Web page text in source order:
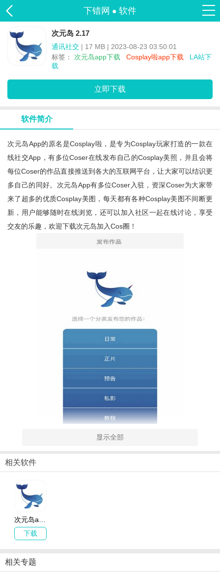
下错网 ● 软件
次元岛 2.17
通讯社交 | 17 MB | 2023-08-23 03:50:01
标签： 次元岛app下载 Cosplay啦app下载
LA站下
载
立即下载
软件简介
次元岛app的原名是Cosplay啦，是专为Cosplay玩家打造的一款在
线社交app，有多位coser在线发布自己的cosplay美照，并且会将
每位coser的作品直接推送到各大的互联网平台，让大家可以结识更
多自己的同好。次元岛app有多位coser入驻，资深coser为大家带
来了超多的优质cosplay美图，每天都有各种cosplay美图不间断更
新，用户能够随时在线浏览，还可以加入社区一起在线讨论，享受
交友的乐趣，欢迎下载次元岛加入cos圈！
软件特色
1、次元岛app有海量精美的二次元美图和cosplay美图。
2、涵盖了各种类型的COS正片，自拍，私照等。
4、有多位coser在线发布自己的cosplay美照。
显示全部
相关软件
下载
相关专题